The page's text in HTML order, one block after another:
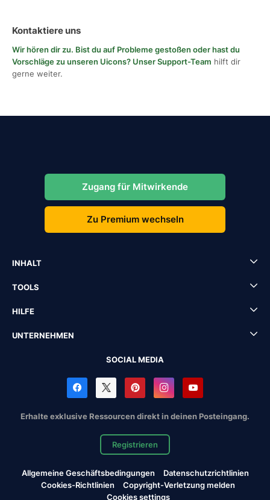
Kontaktiere uns
Wir hören dir zu. Bist du auf Probleme gestoßen oder hast du
Vorschläge zu unseren Uicons? Unser Support-Team hilft dir
gerne weiter.
Zugang für Mitwirkende
Zu Premium wechseln
INHALT
TOOLS
HILFE
UNTERNEHMEN
SOCIAL MEDIA
Erhalte exklusive Ressourcen direkt in deinen Posteingang.
Registrieren
Allgemeine Geschäftsbedingungen
Datenschutzrichtlinien
Cookies-Richtlinien
Copyright-Verletzung melden
Cookies settings